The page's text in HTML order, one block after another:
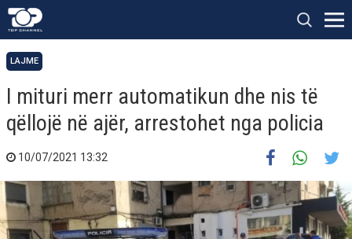
LAJME
I mituri merr automatikun dhe nis të
qëllojë në ajër, arrestohet nga policia
10/07/2021 13:32